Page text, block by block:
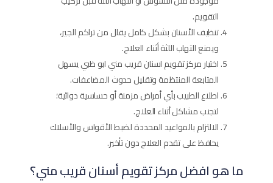
التقويم.
تنظيف الأسنان بشكل كامل يقلل من تراكم الجير،
ويمنع التهاب اللثة أثناء العلاج.
اختيار مركز تقويم اسنان قريب مني ابو ظبي يسهل
المتابعة المنتظمة وتقليل حدوث المضاعفات.
اطلاع الطبيب بأي أمراض مزمنة أو حساسية دوائية؛
لتجنب مشاكل أثناء العلاج.
الالتزام بالمواعيد المحددة لضبط الأقواس والأسلاك
يحافظ على تقدم العلاج دون تأخير.
ما هو افضل مركز تقويم أسنان قريب مني؟